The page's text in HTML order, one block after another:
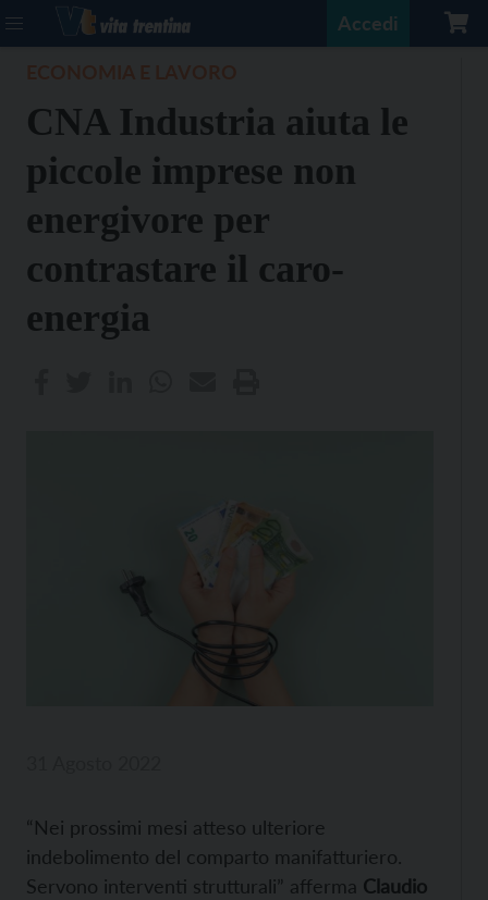
Accedi
CNA Industria aiuta le
piccole imprese non
energivore per
contrastare il caro-
energia
“Nei prossimi mesi atteso ulteriore
indebolimento del comparto manifatturiero.
Servono interventi strutturali” afferma Claudio